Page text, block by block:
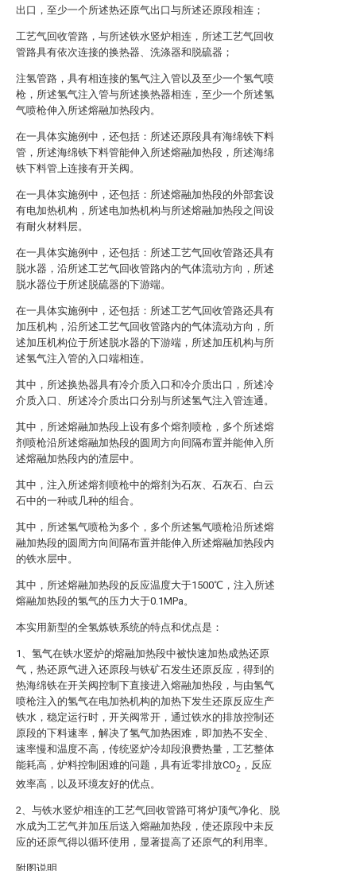
出口，至少一个所述热还原气出口与所述还原段相连；
工艺气回收管路，与所述铁水竖炉相连，所述工艺气回收
管路具有依次连接的换热器、洗涤器和脱硫器；
注氢管路，具有相连接的氢气注入管以及至少一个氢气喷
枪，所述氢气注入管与所述换热器相连，至少一个所述氢
气喷枪伸入所述熔融加热段内。
在一具体实施例中，还包括：所述还原段具有海绵铁下料
管，所述海绵铁下料管能伸入所述熔融加热段，所述海绵
铁下料管上连接有开关阀。
在一具体实施例中，还包括：所述熔融加热段的外部套设
有电加热机构，所述电加热机构与所述熔融加热段之间设
有耐火材料层。
在一具体实施例中，还包括：所述工艺气回收管路还具有
脱水器，沿所述工艺气回收管路内的气体流动方向，所述
脱水器位于所述脱硫器的下游端。
在一具体实施例中，还包括：所述工艺气回收管路还具有
加压机构，沿所述工艺气回收管路内的气体流动方向，所
述加压机构位于所述脱水器的下游端，所述加压机构与所
述氢气注入管的入口端相连。
其中，所述换热器具有冷介质入口和冷介质出口，所述冷
介质入口、所述冷介质出口分别与所述氢气注入管连通。
其中，所述熔融加热段上设有多个熔剂喷枪，多个所述熔
剂喷枪沿所述熔融加热段的圆周方向间隔布置并能伸入所
述熔融加热段内的渣层中。
其中，注入所述熔剂喷枪中的熔剂为石灰、石灰石、白云
石中的一种或几种的组合。
其中，所述氢气喷枪为多个，多个所述氢气喷枪沿所述熔
融加热段的圆周方向间隔布置并能伸入所述熔融加热段内
的铁水层中。
其中，所述熔融加热段的反应温度大于1500℃，注入所述
熔融加热段的氢气的压力大于0.1MPa。
本实用新型的全氢炼铁系统的特点和优点是：
1、氢气在铁水竖炉的熔融加热段中被快速加热成热还原
气，热还原气进入还原段与铁矿石发生还原反应，得到的
热海绵铁在开关阀控制下直接进入熔融加热段，与由氢气
喷枪注入的氢气在电加热机构的加热下发生还原反应生产
铁水，稳定运行时，开关阀常开，通过铁水的排放控制还
原段的下料速率，解决了氢气加热困难，即加热不安全、
速率慢和温度不高，传统竖炉冷却段浪费热量，工艺整体
能耗高，炉料控制困难的问题，具有近零排放CO2 ，反应
效率高，以及环境友好的优点。
2、与铁水竖炉相连的工艺气回收管路可将炉顶气净化、脱
水成为工艺气并加压后送入熔融加热段，使还原段中未反
应的还原气得以循环使用，显著提高了还原气的利用率。
附图说明